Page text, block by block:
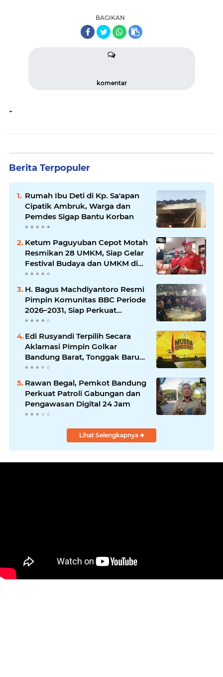
BAGIKAN
komentar
-
Berita Terpopuler
Rumah Ibu Deti di Kp. Sa'apan
Cipatik Ambruk, Warga dan
Pemdes Sigap Bantu Korban
Ketum Paguyuban Cepot Motah
Resmikan 28 UMKM, Siap Gelar
Festival Budaya dan UMKM di
Jalan Braga
H. Bagus Machdiyantoro Resmi
Pimpin Komunitas BBC Periode
2026–2031, Siap Perkuat
Solidaritas dan Hadirkan
Program Nyata untuk
Masyarakat
Edi Rusyandi Terpilih Secara
Aklamasi Pimpin Golkar
Bandung Barat, Tonggak Baru
Kepemimpinan Harmonis
"Turun Ranjang"
Rawan Begal, Pemkot Bandung
Perkuat Patroli Gabungan dan
Pengawasan Digital 24 Jam
Lihat Selengkapnya